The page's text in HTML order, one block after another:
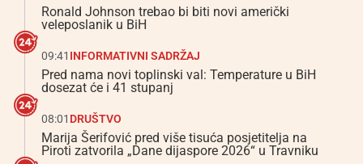
Ronald Johnson trebao bi biti novi američki
veleposlanik u BiH
09:41 INFORMATIVNI SADRŽAJ
Pred nama novi toplinski val: Temperature u BiH
dosezat će i 41 stupanj
08:01 DRUŠTVO
Marija Šerifović pred više tisuća posjetitelja na
Piroti zatvorila „Dane dijaspore 2026“ u Travniku